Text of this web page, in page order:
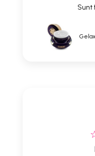
Sunt